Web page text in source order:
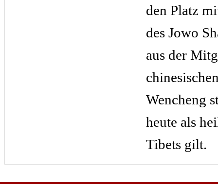
den Platz
des Jowo
aus der
Wencheng
heute als
Tibets gilt.